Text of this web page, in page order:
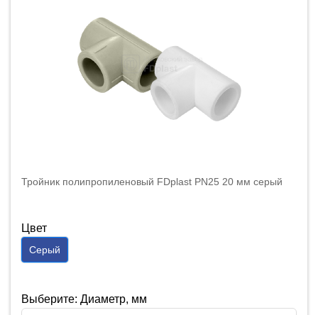
Тройник полипропиленовый FDplast PN25 20 мм серый
Цвет
Серый
Выберите: Диаметр, мм